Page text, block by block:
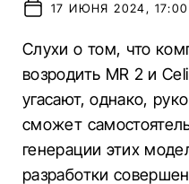
17 ИЮНЯ 2024, 17:00
Слухи о том, что
возродить MR 2 и
угасают, однако,
сможет
генерации этих
разработки